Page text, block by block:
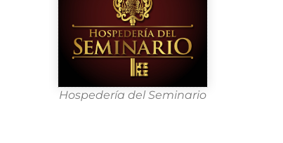
Hospedería del Seminario